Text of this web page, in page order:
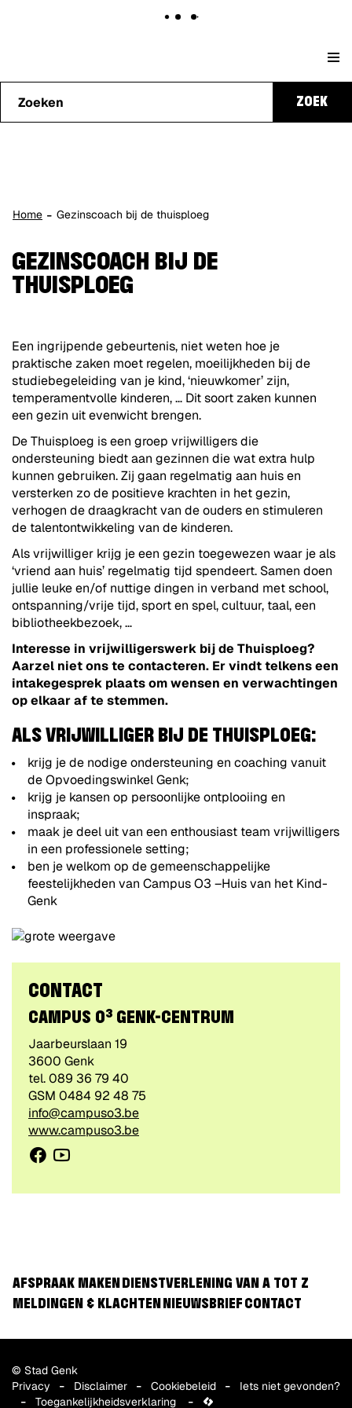
Genk
kunnen
we je
ZOEK
Home Gezinscoach bij de thuisploeg
GEZINSCOACH BIJ DE
THUISPLOEG
Een ingrijpende gebeurtenis, niet weten hoe je
praktische zaken moet regelen, moeilijkheden bij de
studiebegeleiding van je kind, ‘nieuwkomer’ zijn,
temperamentvolle kinderen, … Dit soort zaken kunnen
een gezin uit evenwicht brengen.
De Thuisploeg is een groep vrijwilligers die
ondersteuning biedt aan gezinnen die wat extra hulp
kunnen gebruiken. Zij gaan regelmatig aan huis en
versterken zo de positieve krachten in het gezin,
verhogen de draagkracht van de ouders en stimuleren
de talentontwikkeling van de kinderen.
Als vrijwilliger krijg je een gezin toegewezen waar je als
‘vriend aan huis’ regelmatig tijd spendeert. Samen doen
jullie leuke en/of nuttige dingen in verband met school,
ontspanning/vrije tijd, sport en spel, cultuur, taal, een
bibliotheekbezoek, …
Interesse in vrijwilligerswerk bij de Thuisploeg?
Aarzel niet ons te contacteren. Er vindt telkens een
intakegesprek plaats om wensen en verwachtingen
op elkaar af te stemmen.
ALS VRIJWILLIGER BIJ DE THUISPLOEG:
krijg je de nodige ondersteuning en coaching vanuit
de Opvoedingswinkel Genk;
krijg je kansen op persoonlijke ontplooiing en
inspraak;
maak je deel uit van een enthousiast team vrijwilligers
in een professionele setting;
ben je welkom op de gemeenschappelijke
feestelijkheden van Campus O3 –Huis van het Kind-
Genk
CONTACT
CAMPUS O³ GENK-CENTRUM
Adres
Jaarbeurslaan 19
,3600 Genk
tel. 089 36 79 40
GSM 0484 92 48 75
E-
mail
info@campuso3.be
Website
www.campuso3.be
CONTACTEER
Facebook
Youtube
AFSPRAAK MAKEN
DIENSTVERLENING VAN A TOT Z
MELDINGEN & KLACHTEN
NIEUWSBRIEF CONTACT
© Stad Genk
Privacy
Disclaimer Cookiebeleid
Iets niet gevonden?
Toegankelijkheidsverklaring